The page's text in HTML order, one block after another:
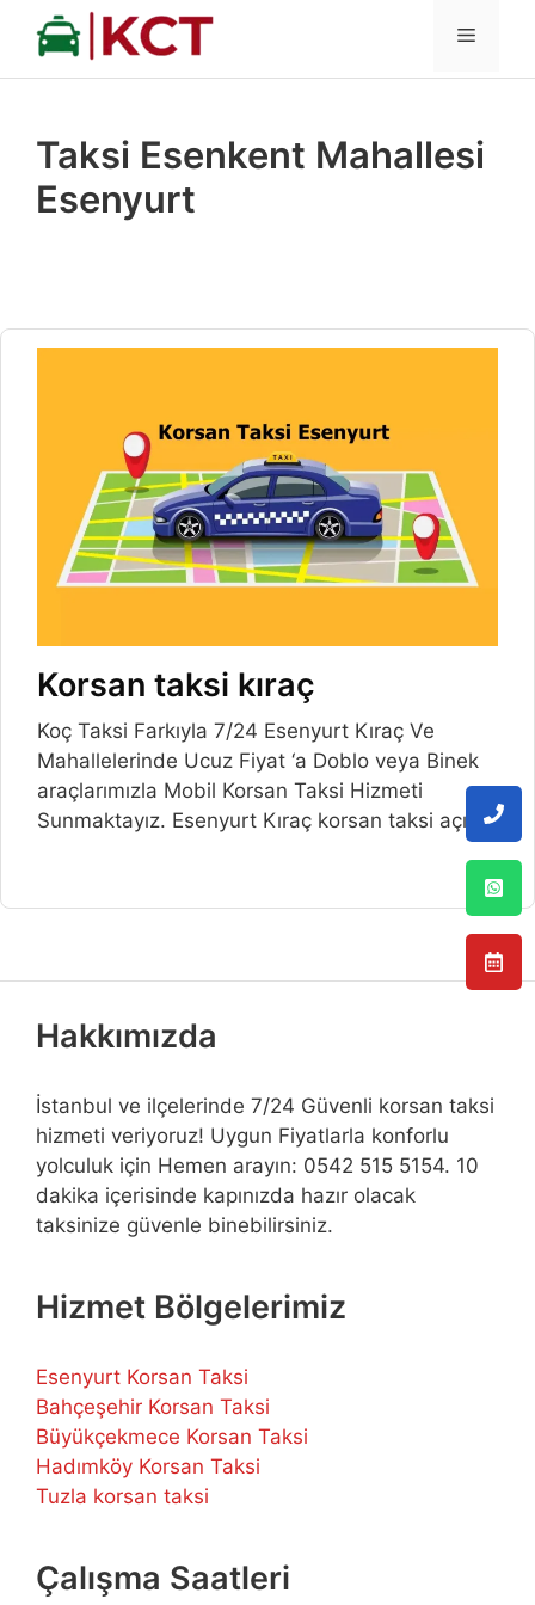
İçeriğe
MENÜ
Taksi Esenkent Mahallesi
Esenyurt
Korsan taksi kıraç
Koç Taksi Farkıyla 7/24 Esenyurt Kıraç Ve
Mahallelerinde Ucuz Fiyat ‘a Doblo veya Binek
araçlarımızla Mobil Korsan Taksi Hizmeti
Sunmaktayız. Esenyurt Kıraç korsan taksi açılış
Hakkımızda
İstanbul ve ilçelerinde 7/24 Güvenli korsan taksi
hizmeti veriyoruz! Uygun Fiyatlarla konforlu
yolculuk için Hemen arayın: 0542 515 5154. 10
dakika içerisinde kapınızda hazır olacak
taksinize güvenle binebilirsiniz.
Hizmet Bölgelerimiz
Esenyurt Korsan Taksi
Bahçeşehir Korsan Taksi
Büyükçekmece Korsan Taksi
Hadımköy Korsan Taksi
Tuzla korsan taksi
Çalışma Saatleri